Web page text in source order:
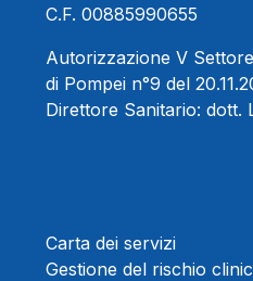
C.F. 00885990655
Autorizzazione V
di Pompei n°9 del
Direttore Sanitario: dott.
Carta dei servizi
Gestione del rischio